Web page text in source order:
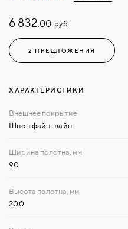
6 832.00 руб
2 ПРЕДЛОЖЕНИЯ
ХАРАКТЕРИСТИКИ
Шпон файн-лайн
90
200